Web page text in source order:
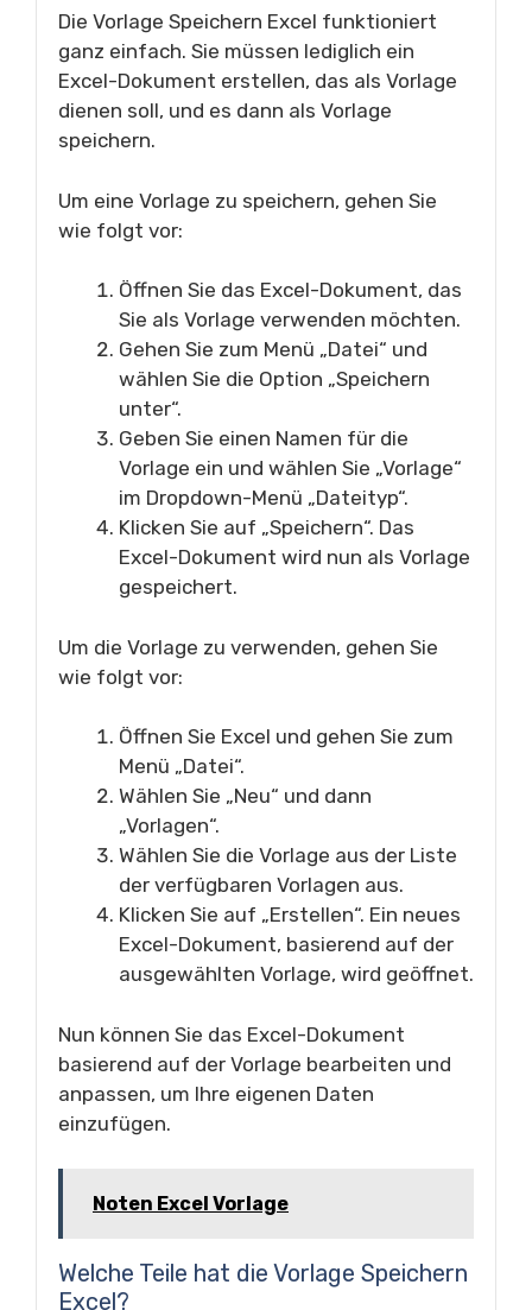
Die Vorlage Speichern Excel funktioniert
ganz einfach. Sie müssen lediglich ein
Excel-Dokument erstellen, das als Vorlage
dienen soll, und es dann als Vorlage
speichern.
Um eine Vorlage zu speichern, gehen Sie
wie folgt vor:
Öffnen Sie das Excel-Dokument, das
Sie als Vorlage verwenden möchten.
Gehen Sie zum Menü „Datei“ und
wählen Sie die Option „Speichern
unter“.
Geben Sie einen Namen für die
Vorlage ein und wählen Sie „Vorlage“
im Dropdown-Menü „Dateityp“.
Klicken Sie auf „Speichern“. Das
Excel-Dokument wird nun als Vorlage
gespeichert.
Um die Vorlage zu verwenden, gehen Sie
wie folgt vor:
Öffnen Sie Excel und gehen Sie zum
Menü „Datei“.
Wählen Sie „Neu“ und dann
„Vorlagen“.
Wählen Sie die Vorlage aus der Liste
der verfügbaren Vorlagen aus.
Klicken Sie auf „Erstellen“. Ein neues
Excel-Dokument, basierend auf der
ausgewählten Vorlage, wird geöffnet.
Nun können Sie das Excel-Dokument
basierend auf der Vorlage bearbeiten und
anpassen, um Ihre eigenen Daten
einzufügen.
Noten Excel Vorlage
Welche Teile hat die Vorlage Speichern
Excel?